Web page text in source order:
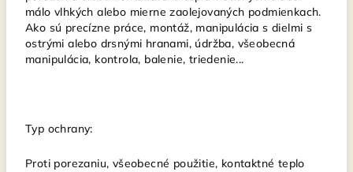
málo vlhkých alebo mierne zaolejovaných podmienkach.
Ako sú precízne práce, montáž, manipulácia s dielmi s
ostrými alebo drsnými hranami, údržba, všeobecná
manipulácia, kontrola, balenie, triedenie...
Typ ochrany:
Proti porezaniu, všeobecné použitie, kontaktné teplo